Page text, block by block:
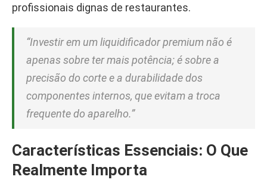
profissionais dignas de restaurantes.
“Investir em um liquidificador premium não é
apenas sobre ter mais potência; é sobre a
precisão do corte e a durabilidade dos
componentes internos, que evitam a troca
frequente do aparelho.”
Características Essenciais: O Que
Realmente Importa